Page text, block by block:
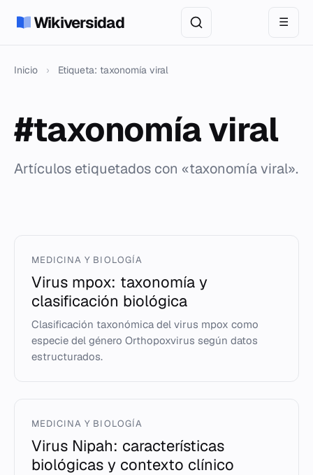
Wikiversidad ☰
Inicio › Etiqueta: taxonomía viral
#taxonomía viral
Artículos etiquetados con «taxonomía viral».
MEDICINA Y BIOLOGÍA
Virus mpox: taxonomía y
clasificación biológica
Clasificación taxonómica del virus mpox como
especie del género Orthopoxvirus según datos
estructurados.
MEDICINA Y BIOLOGÍA
Virus Nipah: características
biológicas y contexto clínico